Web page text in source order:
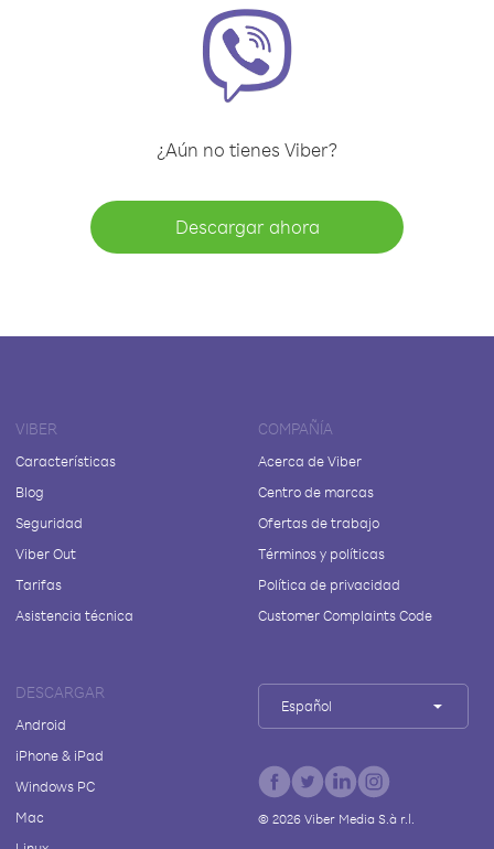
¿Aún no tienes Viber?
Descargar ahora
VIBER
Características
Blog
Seguridad
Viber Out
Tarifas
Asistencia técnica
COMPAÑÍA
Acerca de Viber
Centro de marcas
Ofertas de trabajo
Términos y políticas
Política de privacidad
Customer Complaints Code
DESCARGAR
Android
iPhone & iPad
Windows PC
Mac
Español
© 2026Viber Media S.à r.l.